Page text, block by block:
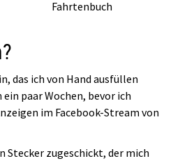
Fahrtenbuch
das ich von Hand ausfüllen
paar Wochen, bevor ich
im Facebook-Stream von
Stecker zugeschickt, der mich